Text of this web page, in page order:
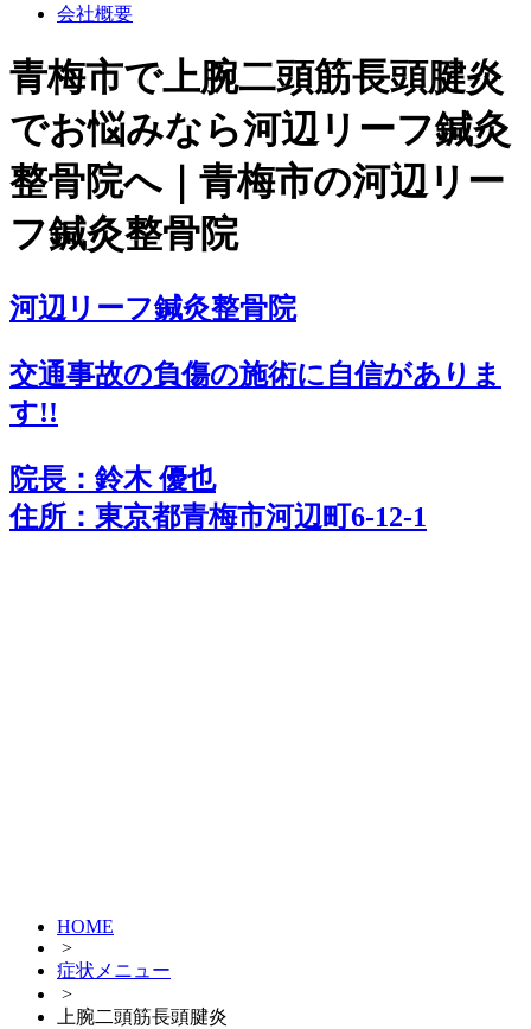
会社概要
青梅市で上腕二頭筋長頭腱炎
でお悩みなら河辺リーフ鍼灸
整骨院へ｜青梅市の河辺リー
フ鍼灸整骨院
河辺リーフ鍼灸整骨院
交通事故の負傷の施術に自信がありま
す!!
院長：鈴木 優也
住所：東京都青梅市河辺町6-12-1
HOME
>
症状メニュー
>
上腕二頭筋長頭腱炎